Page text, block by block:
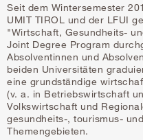
Seit dem Wintersemester
UMIT TIROL und der LFUI
"Wirtschaft, Gesundheits-
Joint Degree Program
Absolventinnen und
beiden Universitäten
eine grundständige
(v. a. in Betriebswirtschaft
Volkswirtschaft und
gesundheits-, tourismus-
Themengebieten.